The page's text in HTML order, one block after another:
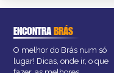
ENCONTRABRÁS
O melhor do Brás num só
lugar! Dicas, onde ir, o que